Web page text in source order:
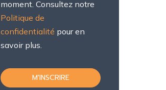
moment. Consultez notre
Politique de
confidentialité pour en
savoir plus.